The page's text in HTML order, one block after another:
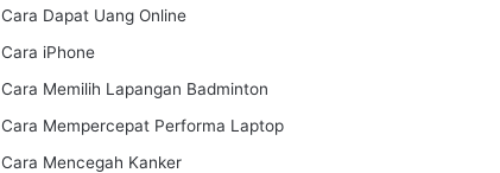
Cara Dapat Uang Online
Cara iPhone
Cara Memilih Lapangan Badminton
Cara Mempercepat Performa Laptop
Cara Mencegah Kanker